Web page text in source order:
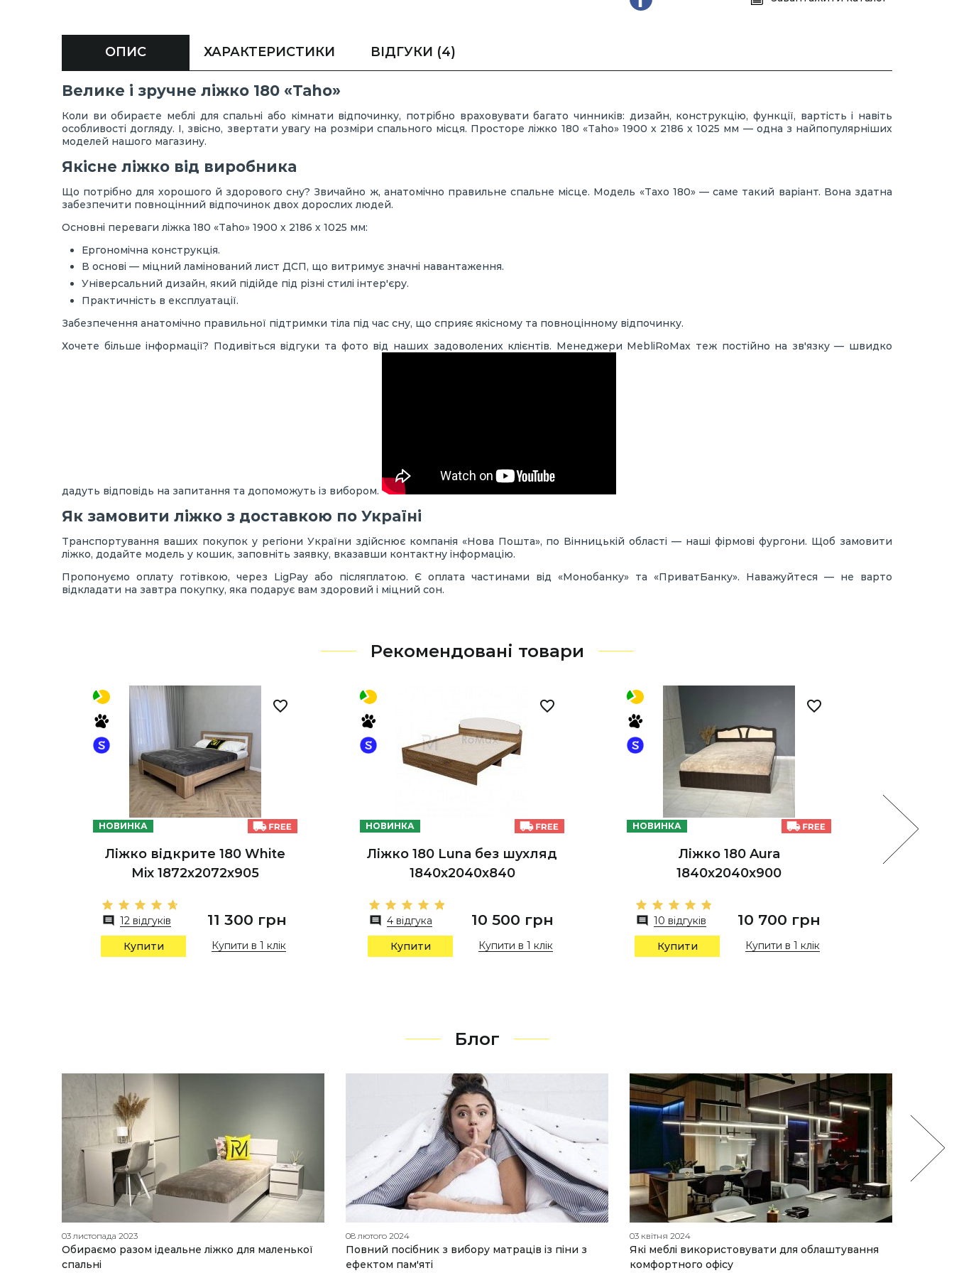
ОПИС ХАРАКТЕРИСТИКИ ВІДГУКИ (4)
Велике і зручне ліжко 180 «Taho»
Коли ви обираєте меблі для спальні або кімнати відпочинку, потрібно враховувати багато чинників: дизайн, конструкцію, функції, вартість і навіть
особливості догляду. І, звісно, звертати увагу на розміри спального місця. Просторе ліжко 180 «Taho» 1900 х 2186 х 1025 мм — одна з найпопулярніших
моделей нашого магазину.
Якісне ліжко від виробника
Що потрібно для хорошого й здорового сну? Звичайно ж, анатомічно правильне спальне місце. Модель «Тахо 180» — саме такий варіант. Вона здатна
забезпечити повноцінний відпочинок двох дорослих людей.
Основні переваги ліжка 180 «Taho» 1900 х 2186 х 1025 мм:
Ергономічна конструкція.
В основі — міцний ламінований лист ДСП, що витримує значні навантаження.
Універсальний дизайн, який підійде під різні стилі інтер'єру.
Практичність в експлуатації.
Забезпечення анатомічно правильної підтримки тіла під час сну, що сприяє якісному та повноцінному відпочинку.
Хочете більше інформації? Подивіться відгуки та фото від наших задоволених клієнтів. Менеджери MebliRoMax теж постійно на зв'язку — швидко
дадуть відповідь на запитання та допоможуть із вибором.
Як замовити ліжко з доставкою по Україні
Транспортування ваших покупок у регіони України здійснює компанія «Нова Пошта», по Вінницькій області — наші фірмові фургони. Щоб замовити
ліжко, додайте модель у кошик, заповніть заявку, вказавши контактну інформацію.
Пропонуємо оплату готівкою, через LigPay або післяплатою. Є оплата частинами від «Монобанку» та «ПриватБанку». Наважуйтеся — не варто
відкладати на завтра покупку, яка подарує вам здоровий і міцний сон.
Рекомендовані товари
НОВИНКА
Ліжко відкрите 180 White
Mix 1872х2072х905
12 відгуків 11 300 грн
Купити Купити в 1 клік
НОВИНКА
Ліжко 180 Luna без шухляд
1840х2040х840
4 відгука 10 500 грн
Купити Купити в 1 клік
НОВИНКА
Ліжко 180 Aura
1840х2040х900
10 відгуків 10 700 грн
Купити Купити в 1 клік
НОВИНКА
Блог
03 листопада 2023
Обираємо разом ідеальне ліжко для маленької
спальні
08 лютого 2024
Повний посібник з вибору матраців із піни з
ефектом пам'яті
03 квітня 2024
Які меблі використовувати для облаштування
комфортного офісу